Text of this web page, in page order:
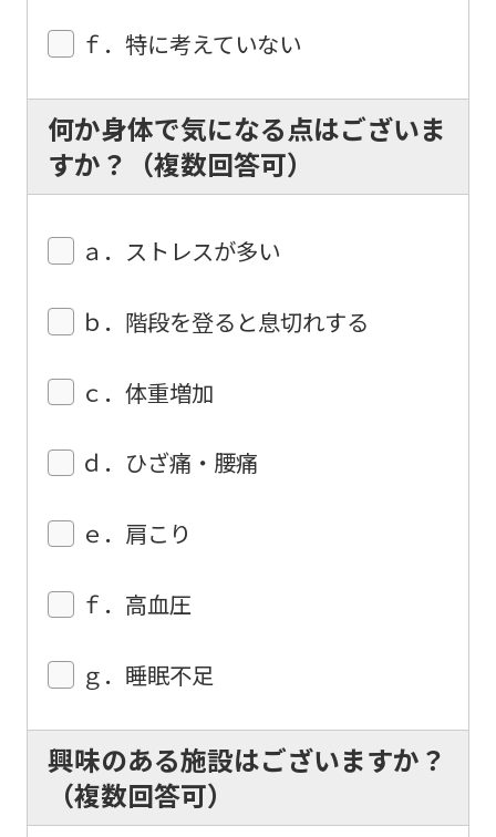
ｆ．特に考えていない
何か身体で気になる点はございま
すか？（複数回答可）
ａ．ストレスが多い
ｂ．階段を登ると息切れする
ｃ．体重増加
ｄ．ひざ痛・腰痛
ｅ．肩こり
ｆ．高血圧
ｇ．睡眠不足
興味のある施設はございますか？
（複数回答可）
this
before
using
the
service.